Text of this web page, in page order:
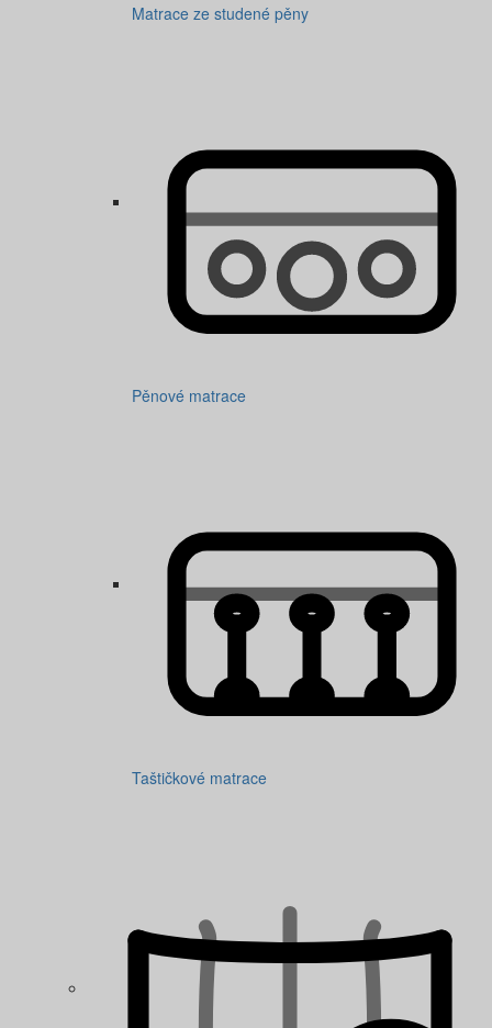
Matrace ze studené pěny
Pěnové matrace
Taštičkové matrace